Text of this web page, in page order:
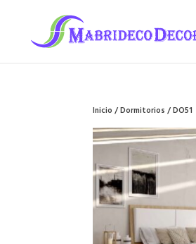
Inicio/Dormitorios/ DO51